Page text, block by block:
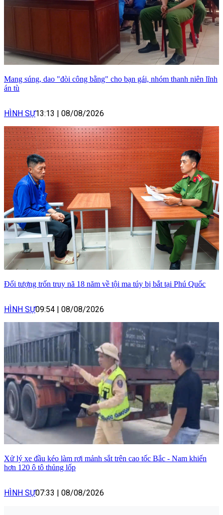
Mang súng, dao "đòi công bằng" cho bạn gái, nhóm thanh niên lĩnh
án tù
HÌNH SỰ13:13 | 08/08/2026
Đối tượng trốn truy nã 18 năm về tội ma túy bị bắt tại Phú Quốc
HÌNH SỰ09:54 | 08/08/2026
Xử lý xe đầu kéo làm rơi mảnh sắt trên cao tốc Bắc - Nam khiến
hơn 120 ô tô thủng lốp
HÌNH SỰ07:33 | 08/08/2026